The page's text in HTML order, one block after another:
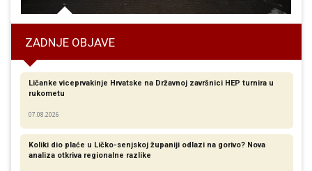
ZADNJE OBJAVE
Ličanke viceprvakinje Hrvatske na Državnoj završnici HEP turnira u
rukometu
07.08.2026
Koliki dio plaće u Ličko-senjskoj županiji odlazi na gorivo? Nova
analiza otkriva regionalne razlike​